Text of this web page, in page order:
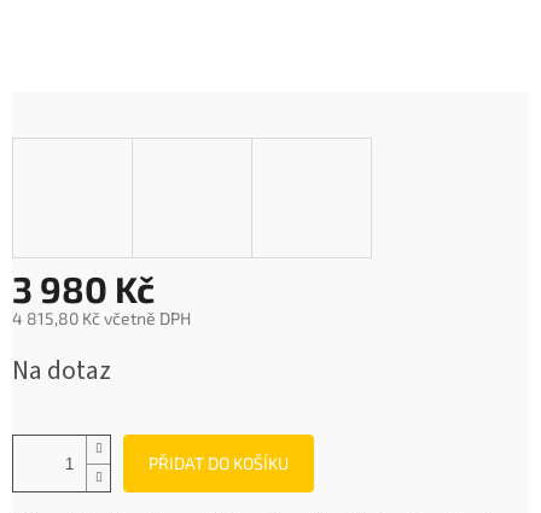
3 980 Kč
4 815,80 Kč včetně DPH
cena:
Na dotaz
PŘIDAT DO KOŠÍKU